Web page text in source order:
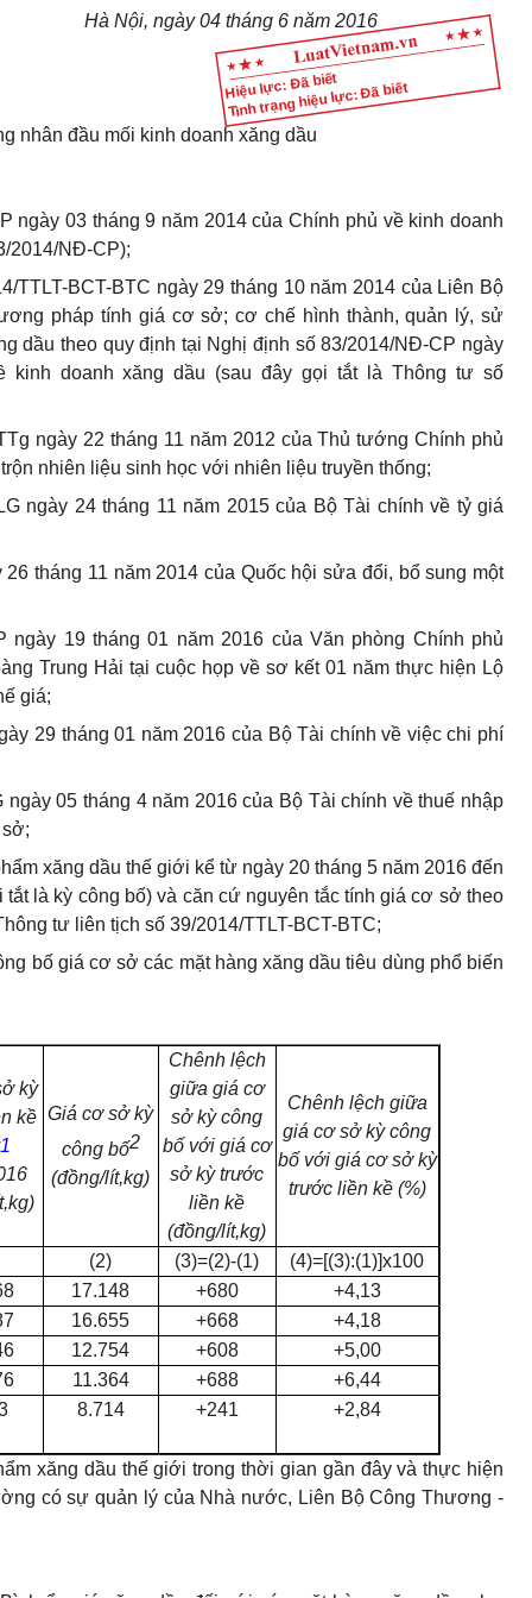
Hiệu lực: Đã biết
Tình trạng hiệu lực: Đã biết
Hà Nội, ngày 04 tháng 6 năm 2016
nhân đầu mối kinh doanh xăng dầu
ngày 03 tháng 9 năm 2014 của Chính phủ về kinh doanh
2014/NĐ-CP);
TTLT-BCT-BTC ngày 29 tháng 10 năm 2014 của Liên Bộ
pháp tính giá cơ sở; cơ chế hình thành, quản lý, sử
dầu theo quy định tại Nghị định số 83/2014/NĐ-CP ngày
kinh doanh xăng dầu (sau đây gọi tắt là Thông tư số
ngày 22 tháng 11 năm 2012 của Thủ tướng Chính phủ
nhiên liệu sinh học với nhiên liệu truyền thống;
ngày 24 tháng 11 năm 2015 của Bộ Tài chính về tỷ giá
tháng 11 năm 2014 của Quốc hội sửa đổi, bổ sung một
ngày 19 tháng 01 năm 2016 của Văn phòng Chính phủ
Trung Hải tại cuộc họp về sơ kết 01 năm thực hiện Lộ
giá;
29 tháng 01 năm 2016 của Bộ Tài chính về việc chi phí
05 tháng 4 năm 2016 của Bộ Tài chính về thuế nhập
xăng dầu thế giới kể từ ngày 20 tháng 5 năm 2016 đến
là kỳ công bố) và căn cứ nguyên tắc tính giá cơ sở theo
tư liên tịch số 39/2014/TTLT-BCT-BTC;
bố giá cơ sở các mặt hàng xăng dầu tiêu dùng phổ biến
kỳ
kề
1
16
g)
Giá cơ sở kỳ
công bố2
(đồng/lít,kg)
Chênh lệch
giữa giá cơ
sở kỳ công
bố với giá cơ
sở kỳtrước
liền kề
(đồng/lít,kg)
Chênh lệch giữa
giá cơ sở kỳ công
bố với giá cơ sở kỳ
trước liền kề(%)
(2) (3)=(2)-(1)
(4)=[(3):(1)]x100
17.148 +680
+4,13
16.655 +668
+4,18
12.754 +608
+5,00
11.364 +688
+6,44
8.714 +241 +2,84
xăng dầu thế giới trong thời gian gần đây và thực hiện
có sự quản lý của Nhà nước, Liên Bộ Công Thương -